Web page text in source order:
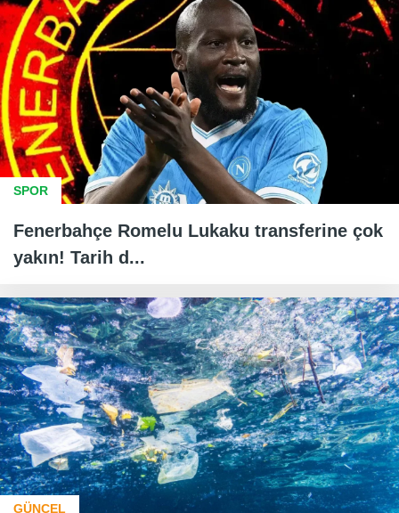
SPOR
Fenerbahçe Romelu Lukaku transferine çok
yakın! Tarih d...
GÜNCEL